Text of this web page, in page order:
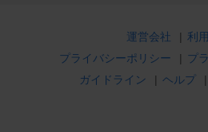
運営会社 | 利
プライバシーポリシー
| プ
ガイドライン
| ヘルプ |